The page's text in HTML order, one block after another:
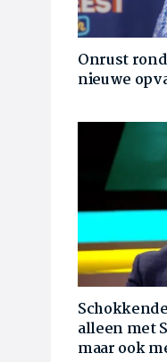
Onrust
nieuwe
alleen met
maar ook